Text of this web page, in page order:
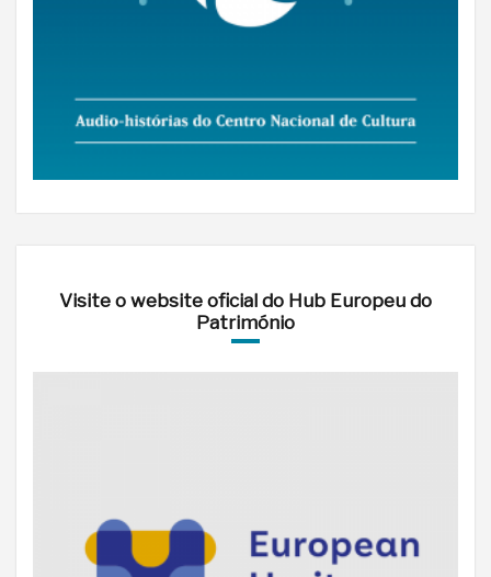
Visite o website oficial do Hub Europeu do
Património